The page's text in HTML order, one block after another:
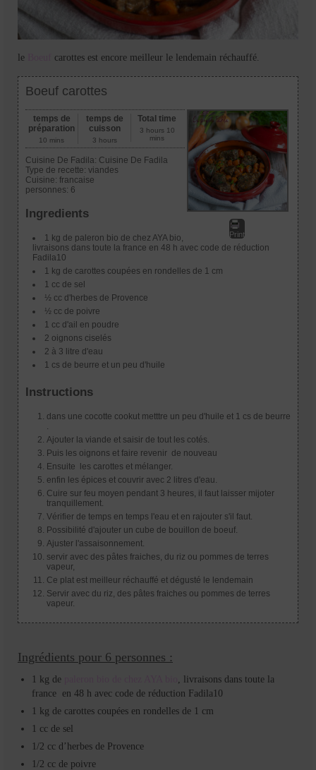
le carottes est encore meilleur le lendemain réchauffé.
Boeuf carottes
Print
temps de
préparation
10 mins
temps de
cuisson
3 hours
Total time
3 hours 10
mins
Cuisine De Fadila: Cuisine De Fadila
Type de recette: viandes
Cuisine: francaise
personnes: 6
Ingredients
1 kg de paleron bio de chez AYA bio,
livraisons dans toute la france en 48 h avec code de réduction
Fadila10
1 kg de carottes coupées en rondelles de 1 cm
1 cc de sel
½ cc d'herbes de Provence
½ cc de poivre
1 cc d'ail en poudre
2 oignons ciselés
2 à 3 litre d'eau
1 cs de beurre et un peu d'huile
Instructions
dans une cocotte cookut metttre un peu d'huile et 1 cs de beurre
Ajouter la viande et saisir de tout les cotés.
Puis les oignons et faire revenir de nouveau
Ensuite les carottes et mélanger.
enfin les épices et couvrir avec 2 litres d'eau.
Cuire sur feu moyen pendant 3 heures, il faut laisser mijoter
tranquillement.
Vérifier de temps en temps l'eau et en rajouter s'il faut.
Possibilité d'ajouter un cube de bouillon de boeuf.
Ajuster l'assaisonnement.
servir avec des pâtes fraiches, du riz ou pommes de terres
vapeur,
Ce plat est meilleur réchauffé et dégusté le lendemain
Servir avec du riz, des pâtes fraiches ou pommes de terres
vapeur.
Ingrédients pour 6 personnes :
1 kg de
, livraisons dans toute la
france en 48 h avec code de réduction Fadila10
1 kg de carottes coupées en rondelles de 1 cm
1 cc de sel
1/2 cc d’herbes de Provence
1/2 cc de poivre